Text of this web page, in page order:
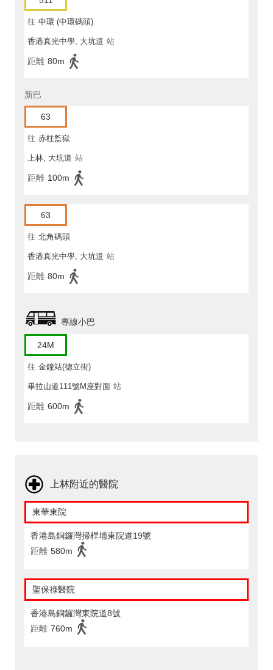
往 中環 (中環碼頭)
香港真光中學, 大坑道 站
距離 80m
新巴
63
往 赤柱監獄
上林, 大坑道 站
距離 100m
63
往 北角碼頭
香港真光中學, 大坑道 站
距離 80m
專線小巴
24M
往 金鐘站(德立街)
畢拉山道111號M座對面 站
距離 600m
上林附近的醫院
東華東院
香港島銅鑼灣掃桿埔東院道19號
距離 580m
聖保祿醫院
香港島銅鑼灣東院道8號
距離 760m